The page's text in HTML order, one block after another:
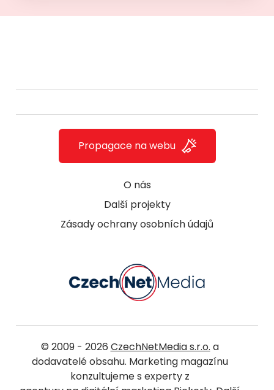
O nás
Další projekty
Zásady ochrany osobních údajů
Propagace na webu
© 2009 - 2026 CzechNetMedia s.r.o. a
dodavatelé obsahu. Marketing magazínu
konzultujeme s experty z